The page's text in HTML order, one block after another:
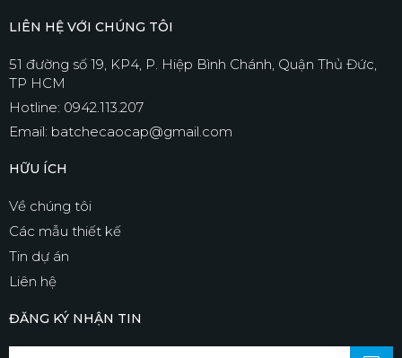
LIÊN HỆ VỚI CHÚNG TÔI
51 đường số 19, KP4, P. Hiệp Bình Chánh, Quận Thủ Đức,
TP HCM
Hotline: 0942.113.207
Email: batchecaocap@gmail.com
HỮU ÍCH
Về chúng tôi
Các mẫu thiết kế
Tin dự án
Liên hệ
ĐĂNG KÝ NHẬN TIN